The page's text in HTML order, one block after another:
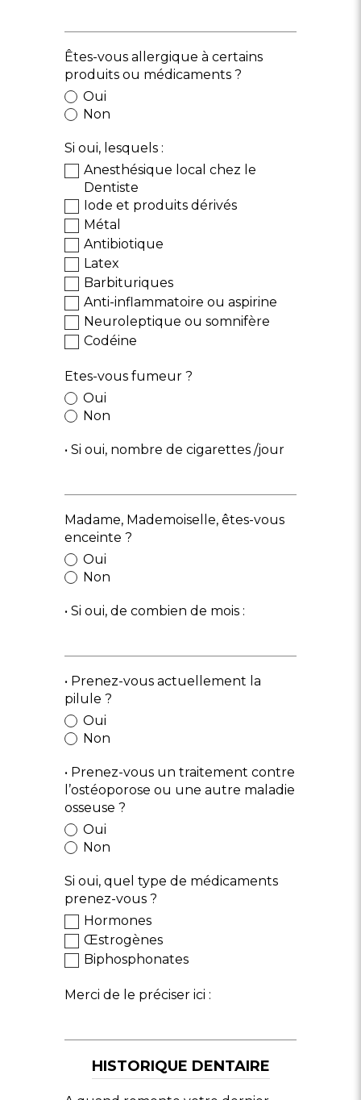
Êtes-vous allergique à certains
produits ou médicaments ?
Oui
Non
Si oui, lesquels :
Anesthésique local chez le
Dentiste
Iode et produits dérivés
Métal
Antibiotique
Latex
Barbituriques
Anti-inflammatoire ou aspirine
Neuroleptique ou somnifère
Codéine
Etes-vous fumeur ?
Oui
Non
• Si oui, nombre de cigarettes /jour
Madame, Mademoiselle, êtes-vous
enceinte ?
Oui
Non
• Si oui, de combien de mois :
• Prenez-vous actuellement la
pilule ?
Oui
Non
• Prenez-vous un traitement contre
l’ostéoporose ou une autre maladie
osseuse ?
Oui
Non
Si oui, quel type de médicaments
prenez-vous ?
Hormones
Œstrogènes
Biphosphonates
Merci de le préciser ici :
HISTORIQUE DENTAIRE